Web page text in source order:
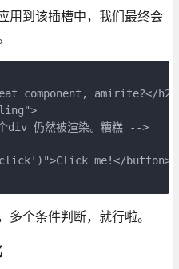
用到该插槽中，我们最终会
component, amirite?</h2>
div 仍然被渲染。糟糕 -->
me!</button>
个条件判断，就行啦。